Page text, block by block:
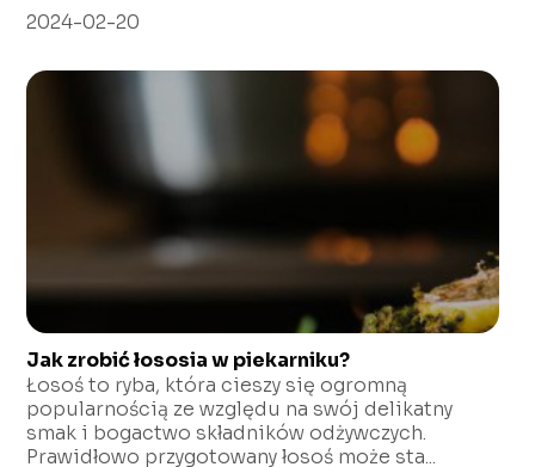
2024-02-20
Jak zrobić łososia w piekarniku?
Łosoś to ryba, która cieszy się ogromną
popularnością ze względu na swój delikatny
smak i bogactwo składników odżywczych.
Prawidłowo przygotowany łosoś może sta...